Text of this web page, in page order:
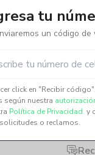
tu
un código de
click en "Recibir
según nuestra
Política de Privacidad. y
o reclamos.